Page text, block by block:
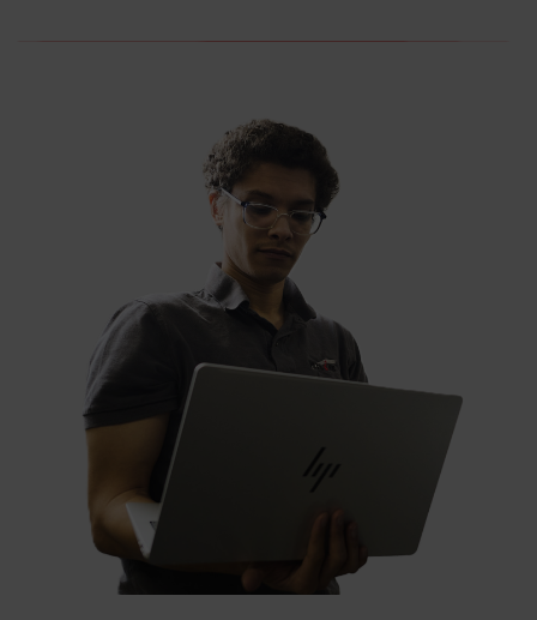
geschäftskritische Daten.
Leistungsstarke IT-
Infrastrukturen – verfügbar,
skalierbar, zuverlässig.
Sichere E-Mail Postfächer,
störungsfreie Kommunikation
Hochverfügbare IT-
Infrastrukturen & sichere